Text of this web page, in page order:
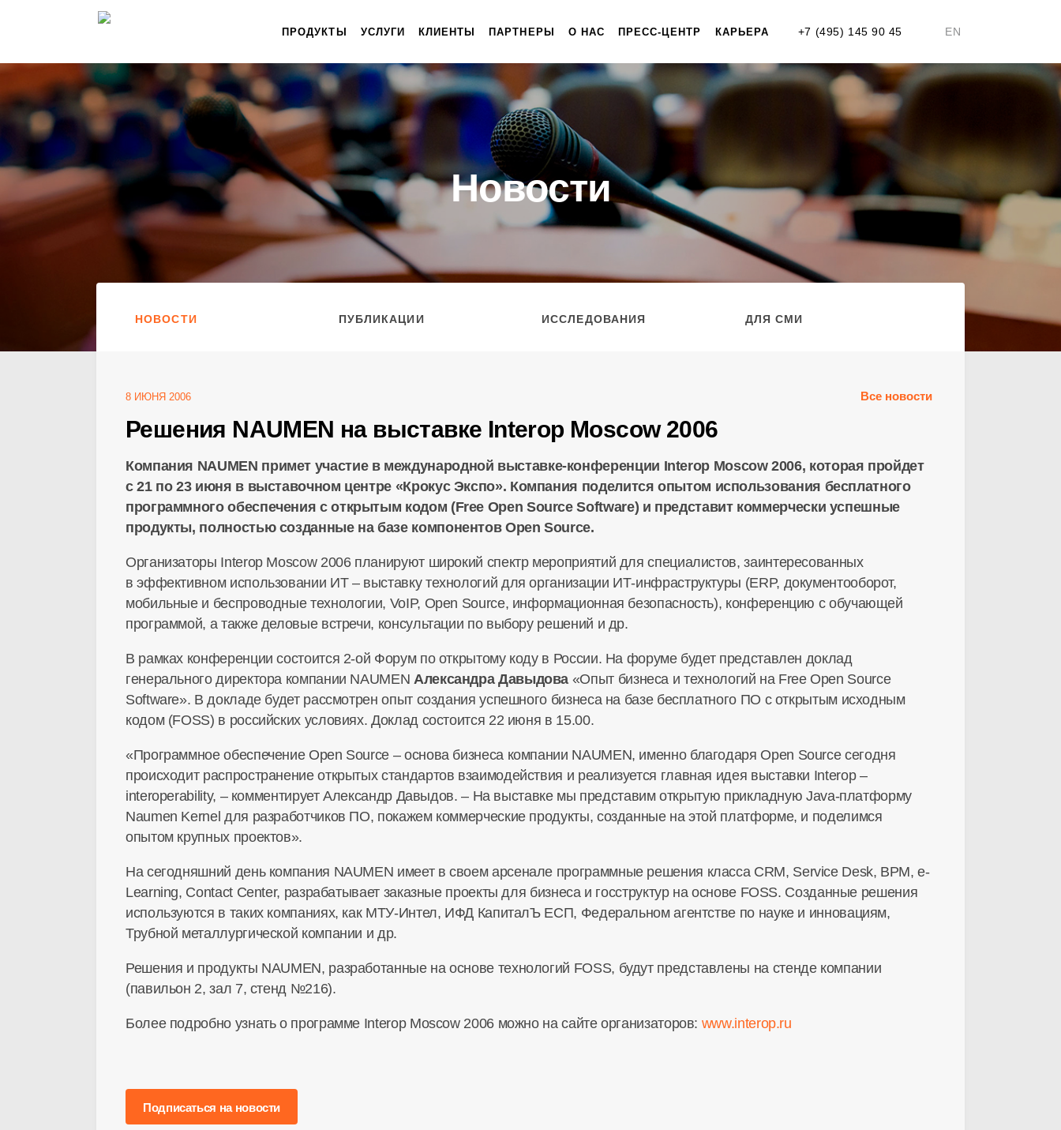
+7 (495) 145 90 45 EN
ПРОДУКТЫ УСЛУГИ КЛИЕНТЫ ПАРТНЕРЫ О НАС ПРЕСС-ЦЕНТР КАРЬЕРА
Новости
НОВОСТИ ПУБЛИКАЦИИ ИССЛЕДОВАНИЯ ДЛЯ СМИ
Все новости
8 ИЮНЯ 2006
Решения NAUMEN на выставке Interop Moscow 2006
Компания NAUMEN примет участие в международной выставке-конференции Interop Moscow 2006, которая пройдет
с 21 по 23 июня в выставочном центре «Крокус Экспо». Компания поделится опытом использования бесплатного
программного обеспечения с открытым кодом (Free Open Source Software) и представит коммерчески успешные
продукты, полностью созданные на базе компонентов Open Source.
Организаторы Interop Moscow 2006 планируют широкий спектр мероприятий для специалистов, заинтересованных
в эффективном использовании ИТ – выставку технологий для организации ИТ-инфраструктуры (ERP, документооборот,
мобильные и беспроводные технологии, VoIP, Open Source, информационная безопасность), конференцию с обучающей
программой, а также деловые встречи, консультации по выбору решений и др.
В рамках конференции состоится 2-ой Форум по открытому коду в России. На форуме будет представлен доклад
генерального директора компании NAUMEN Александра Давыдова «Опыт бизнеса и технологий на Free Open Source
Software». В докладе будет рассмотрен опыт создания успешного бизнеса на базе бесплатного ПО с открытым исходным
кодом (FOSS) в российских условиях. Доклад состоится 22 июня в 15.00.
«Программное обеспечение Open Source – основа бизнеса компании NAUMEN, именно благодаря Open Source сегодня
происходит распространение открытых стандартов взаимодействия и реализуется главная идея выставки Interop –
interoperability, – комментирует Александр Давыдов. – На выставке мы представим открытую прикладную Java-платформу
Naumen Kernel для разработчиков ПО, покажем коммерческие продукты, созданные на этой платформе, и поделимся
опытом крупных проектов».
На сегодняшний день компания NAUMEN имеет в своем арсенале программные решения класса CRM, Service Desk, BPM, e-
Learning, Contact Center, разрабатывает заказные проекты для бизнеса и госструктур на основе FOSS. Созданные решения
используются в таких компаниях, как МТУ-Интел, ИФД КапиталЪ ЕСП, Федеральном агентстве по науке и инновациям,
Трубной металлургической компании и др.
Решения и продукты NAUMEN, разработанные на основе технологий FOSS, будут представлены на стенде компании
(павильон 2, зал 7, стенд №216).
Более подробно узнать о программе Interop Moscow 2006 можно на сайте организаторов: www.interop.ru
Подписаться на новости